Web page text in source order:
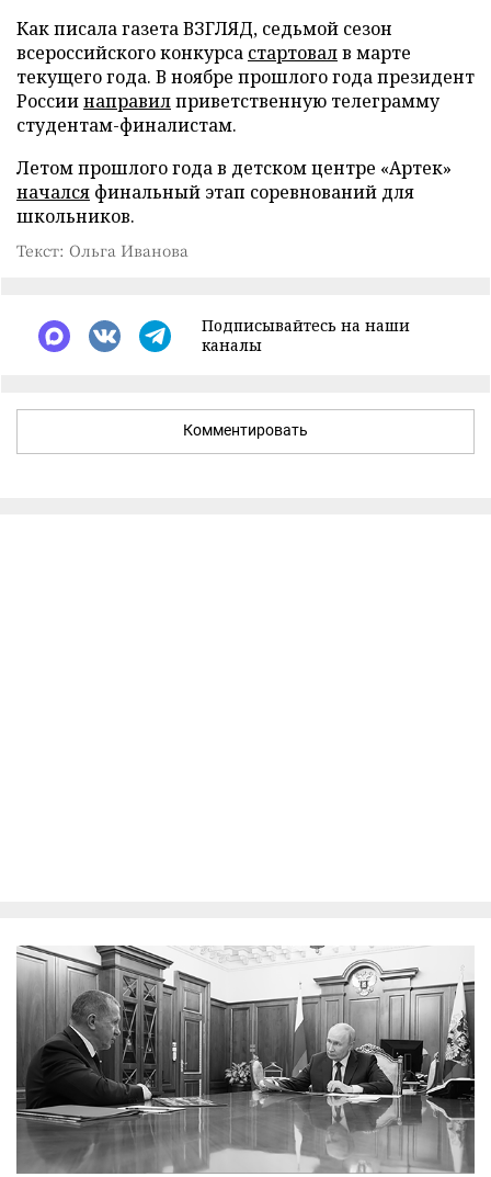
Как писала газета ВЗГЛЯД, седьмой сезон
всероссийского конкурса стартовалв марте
текущего года. В ноябре прошлого года президент
Россиинаправилприветственную телеграмму
студентам-финалистам.
Летом прошлого года в детском центре «Артек»
начался финальный этап соревнований для
школьников.
Текст: Ольга Иванова
Подписывайтесь на наши
каналы
Комментировать